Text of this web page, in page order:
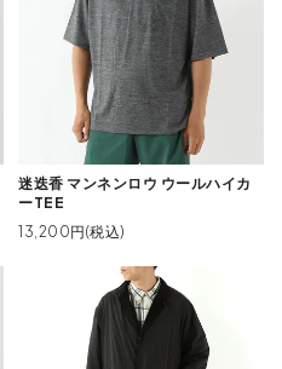
迷迭香 マンネンロウ ウールハイカ
ーTEE
13,200円(税込)